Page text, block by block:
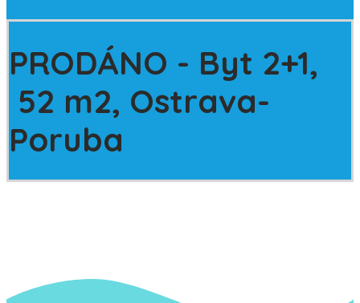
PRODÁNO - Byt 2+1,
52 m2, Ostrava-
Poruba